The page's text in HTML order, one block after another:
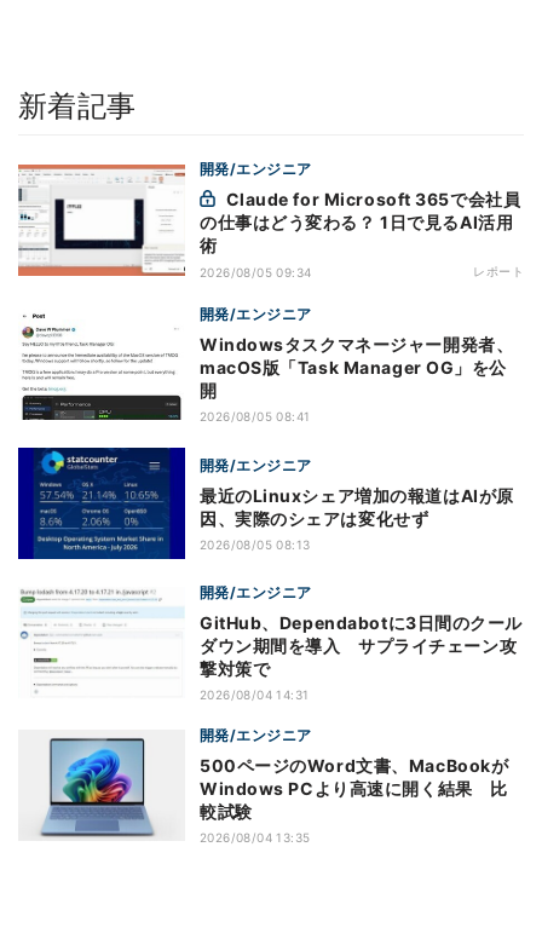
新着記事
開発/エンジニア
の仕事はどう変わる？ 1日で見るAI活用
術
2026/08/05 09:34 レポート
開発/エンジニア
Windowsタスクマネージャー開発者、
macOS版「Task Manager OG」を公
開
2026/08/05 08:41
開発/エンジニア
最近のLinuxシェア増加の報道はAIが原
因、実際のシェアは変化せず
2026/08/05 08:13
開発/エンジニア
GitHub、Dependabotに3日間のクール
ダウン期間を導入 サプライチェーン攻
撃対策で
2026/08/04 14:31
開発/エンジニア
500ページのWord文書、MacBookが
Windows PCより高速に開く結果 比
較試験
2026/08/04 13:35